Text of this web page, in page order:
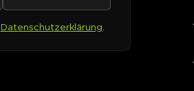
Datenschutzerklärung